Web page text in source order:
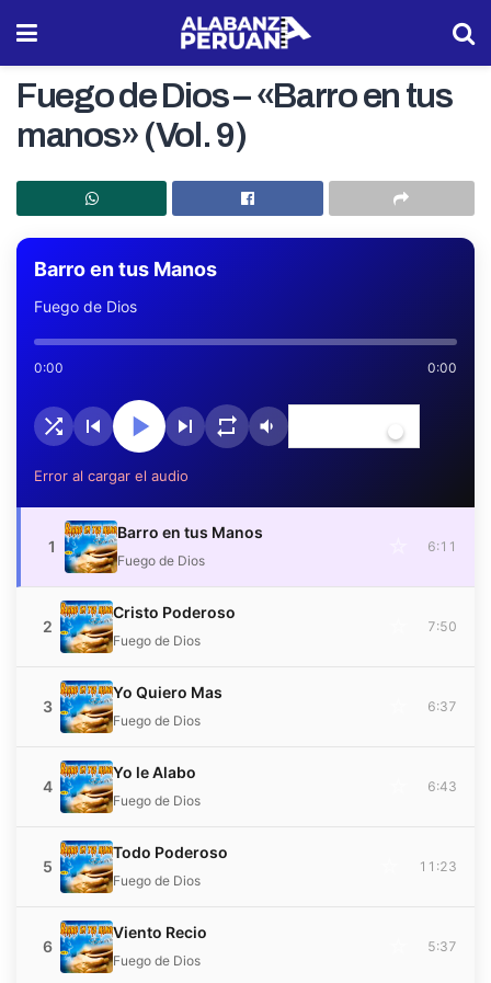
Fuego de Dios – «Barro en tus
manos» (Vol. 9)
Barro en tus Manos
Fuego de Dios
0:00 0:00
Error al cargar el audio
1
Barro en tus Manos
Fuego de Dios
6:11
2
Cristo Poderoso
Fuego de Dios
7:50
3
Yo Quiero Mas
Fuego de Dios
6:37
4
Yo le Alabo
Fuego de Dios
6:43
5
Todo Poderoso
Fuego de Dios
11:23
6
Viento Recio
Fuego de Dios
5:37